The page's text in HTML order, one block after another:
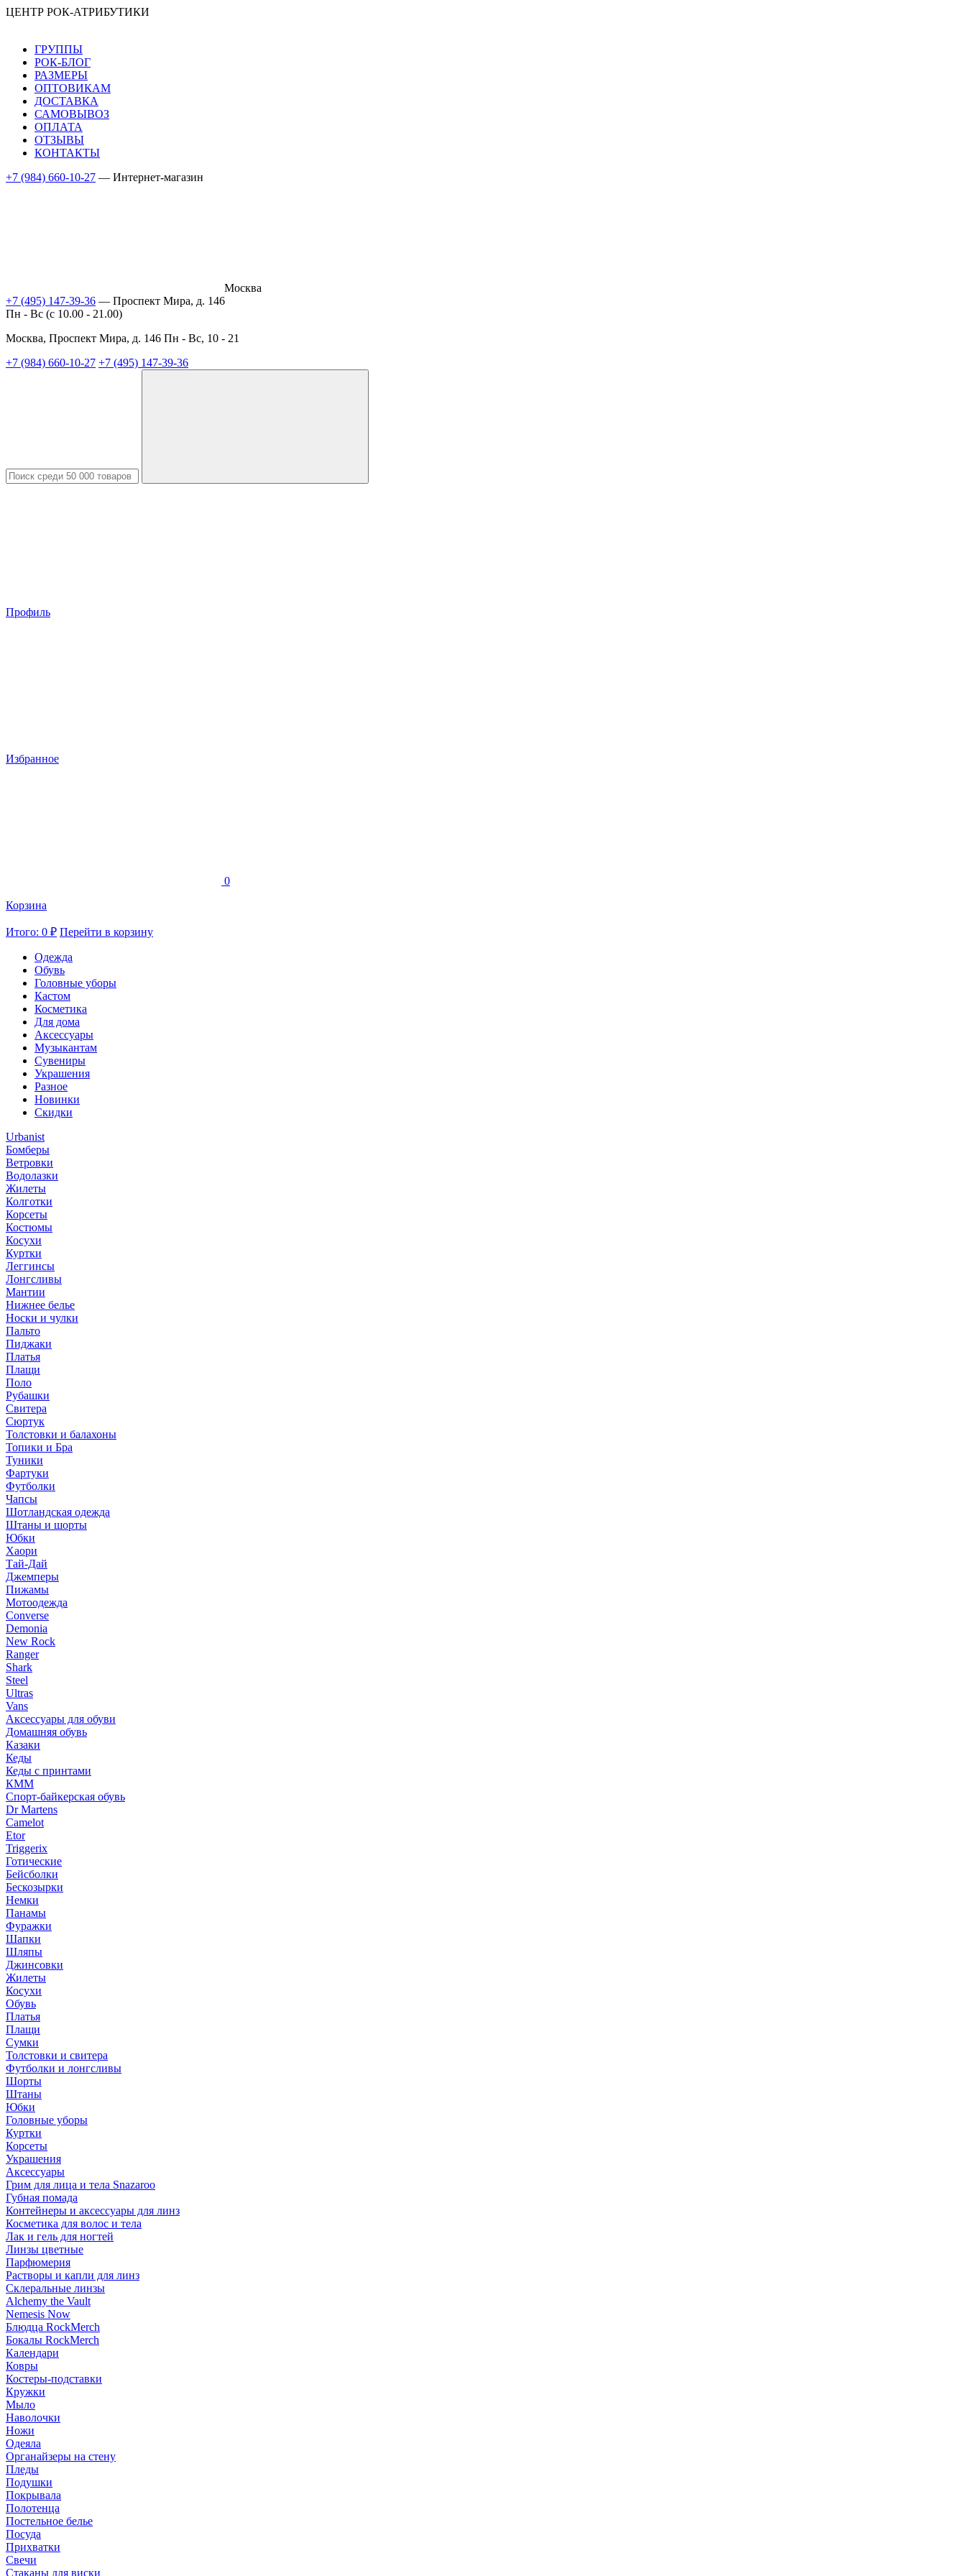
ЦЕНТР РОК-АТРИБУТИКИ
ГРУППЫ
РОК-БЛОГ
РАЗМЕРЫ
ОПТОВИКАМ
ДОСТАВКА
САМОВЫВОЗ
ОПЛАТА
ОТЗЫВЫ
КОНТАКТЫ
+7 (984) 660-10-27 — Интернет-магазин
Москва
+7 (495) 147-39-36 — Проспект Мира, д. 146
Пн - Вс (c 10.00 - 21.00)
Москва, Проспект Мира, д. 146 Пн - Вс, 10 - 21
+7 (984) 660-10-27 +7 (495) 147-39-36
Профиль
Избранное
0
Корзина
Итого: 0 ₽ Перейти в корзину
Одежда
Обувь
Головные уборы
Кастом
Косметика
Для дома
Аксессуары
Музыкантам
Сувениры
Украшения
Разное
Новинки
Скидки
Urbanist
Бомберы
Ветровки
Водолазки
Жилеты
Колготки
Корсеты
Костюмы
Косухи
Куртки
Леггинсы
Лонгсливы
Мантии
Нижнее белье
Носки и чулки
Пальто
Пиджаки
Платья
Плащи
Поло
Рубашки
Свитера
Сюртук
Толстовки и балахоны
Топики и Бра
Туники
Фартуки
Футболки
Чапсы
Шотландская одежда
Штаны и шорты
Юбки
Хаори
Тай-Дай
Джемперы
Пижамы
Мотоодежда
Converse
Demonia
New Rock
Ranger
Shark
Steel
Ultras
Vans
Аксессуары для обуви
Домашняя обувь
Казаки
Кеды
Кеды с принтами
КММ
Спорт-байкерская обувь
Dr Martens
Camelot
Etor
Triggerix
Готические
Бейсболки
Бескозырки
Немки
Панамы
Фуражки
Шапки
Шляпы
Джинсовки
Жилеты
Косухи
Обувь
Платья
Плащи
Сумки
Толстовки и свитера
Футболки и лонгсливы
Шорты
Штаны
Юбки
Головные уборы
Куртки
Корсеты
Украшения
Аксессуары
Грим для лица и тела Snazaroo
Губная помада
Контейнеры и аксессуары для линз
Косметика для волос и тела
Лак и гель для ногтей
Линзы цветные
Парфюмерия
Растворы и капли для линз
Склеральные линзы
Alchemy the Vault
Nemesis Now
Блюдца RockMerch
Бокалы RockMerch
Календари
Ковры
Костеры-подставки
Кружки
Мыло
Наволочки
Ножи
Одеяла
Органайзеры на стену
Пледы
Подушки
Покрывала
Полотенца
Постельное белье
Посуда
Прихватки
Свечи
Стаканы для виски